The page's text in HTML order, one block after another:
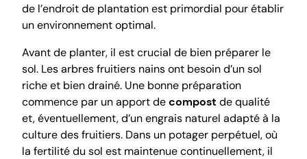
de l’endroit de plantation est primordial pour établir
un environnement optimal.
Avant de planter, il est crucial de bien préparer le
sol. Les arbres fruitiers nains ont besoin d’un sol
riche et bien drainé. Une bonne préparation
commence par un apport decompost de qualité
et, éventuellement, d’un engrais naturel adapté à la
culture des fruitiers. Dans un potager perpétuel, où
la fertilité du sol est maintenue continuellement, il